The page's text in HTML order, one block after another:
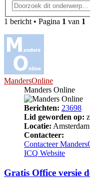
1 bericht • Pagina 1 van 1
MandersOnline
Manders Online
Berichten: 23698
Lid geworden op:
Locatie: Amsterdam
Contacteer:
Contacteer
ICQ Website
Gratis Office versie